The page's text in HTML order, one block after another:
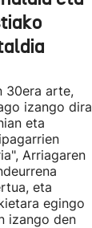
30era arte,
izango dira
eta
Arriagaren
eta
egingo
izango den